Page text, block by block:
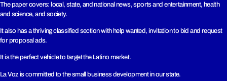
The paper covers: local, state, and national news, sports and entertainment, health
and science, and society.
It also has a thriving classified section with help wanted, invitation to bid and request
for proposal ads.
It is the perfect vehicle to target the Latino market.
La Voz is committed to the small business development in our state.